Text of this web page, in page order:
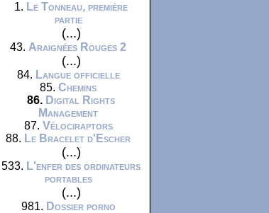
1. Le Tonneau, première
partie
(...)
43. Araignées Rouges 2
(...)
84. Langue officielle
85. Chemins
86. Digital Rights
Management
87. Vélociraptors
88. Le Bracelet d'Escher
(...)
533. L'enfer des ordinateurs
portables
(...)
981. Dossier porno